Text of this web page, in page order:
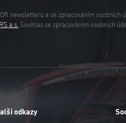
newsletteru a se zpracováním osobních
a.s. Souhlas se zpracováním osobních
odkazy